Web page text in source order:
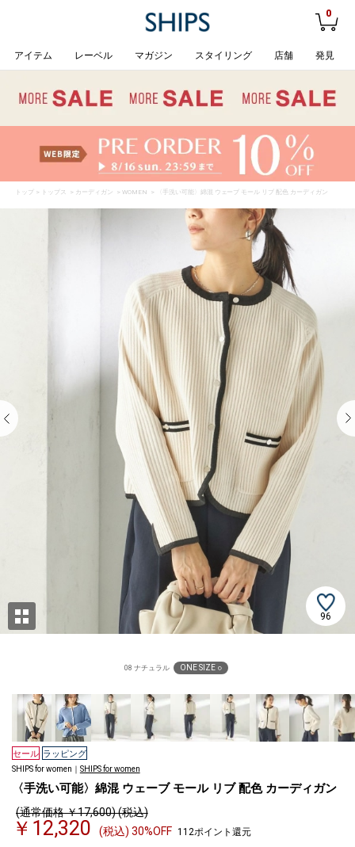
0
アイテム レーベル マガジン スタイリング 店舗 発見
トップ > トップス > カーディガン > WOMEN > 〈手洗い可能〉綿混 ウェーブ モール リブ 配色 カーディガン
96
08 ナチュラル ONE SIZE ○
セール ラッピング
SHIPS for women｜ SHIPS for women
〈手洗い可能〉綿混 ウェーブ モール リブ 配色 カーディガン
(通常価格 ￥17,600) (税込)
￥12,320 (税込) 30%OFF 112ポイント還元